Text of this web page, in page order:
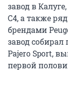
завод в
C4, а также
брендами
завод
Pajero Sport,
первой